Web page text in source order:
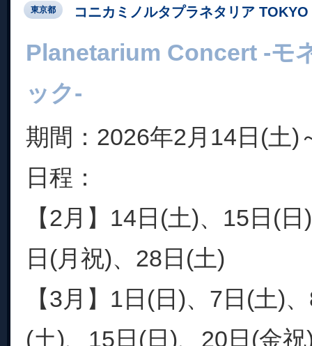
東京都 コニカミノルタプラネタリア TOKYO
Planetarium Concert -モ
ック-
期間：2026年2月14日(土)
日程：
【2月】14日(土)、15日(
日(月祝)、28日(土)
【3月】1日(日)、7日(土)
(土)、15日(日)、20日(金